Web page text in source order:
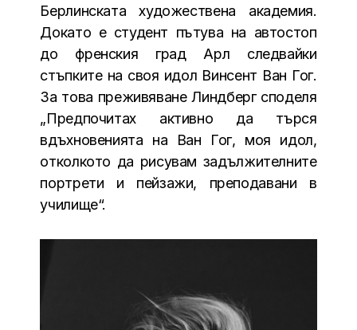
Берлинската художествена академия.
Докато е студент пътува на автостоп
до френския град Арл следвайки
стъпките на своя идол Винсент Ван Гог.
За това преживяване Линдберг споделя
„Предпочитах активно да търся
вдъхновенията на Ван Гог, моя идол,
отколкото да рисувам задължителните
портрети и пейзажи, преподавани в
училище“.